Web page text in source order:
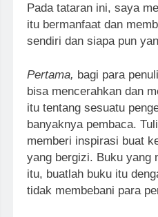
Pada tataran ini, saya
itu bermanfaat dan
sendiri dan siapa pun
Pertama, bagi para
bisa mencerahkan dan
itu tentang sesuatu
banyaknya pembaca.
memberi inspirasi buat
yang bergizi. Buku yang
itu, buatlah buku itu
tidak membebani para